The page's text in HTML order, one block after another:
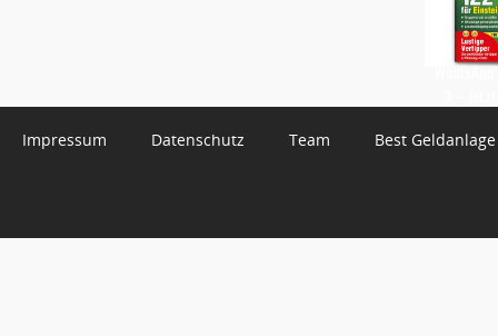
Impressum Datenschutz Team Best Geldanlage